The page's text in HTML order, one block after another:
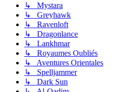
↳ Mystara
↳ Greyhawk
↳ Ravenloft
↳ Dragonlance
↳ Lankhmar
↳ Royaumes Oubliés
↳ Aventures Orientales
↳ Spelljammer
↳ Dark Sun